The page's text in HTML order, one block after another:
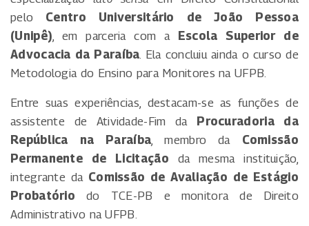
pelo Centro Universitário de João Pessoa
(Unipê) , em parceria com a Escola Superior de
Advocacia da Paraíba . Ela concluiu ainda o curso de
Metodologia do Ensino para Monitores na UFPB.
Entre suas experiências, destacam-se as funções de
assistente de Atividade-Fim da Procuradoria da
República na Paraíba , membro da Comissão
Permanente de Licitação da mesma instituição,
integrante da Comissão de Avaliação de Estágio
Probatório do TCE-PB e monitora de Direito
Administrativo na UFPB.